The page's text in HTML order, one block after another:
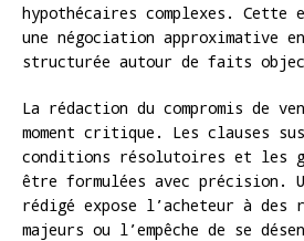
hypothécaires complexes. Cette
une négociation approximative
structurée autour de faits
La rédaction du compromis de
moment critique. Les clauses
conditions résolutoires et les
être formulées avec précision.
rédigé expose l’acheteur à des
majeurs ou l’empêche de se